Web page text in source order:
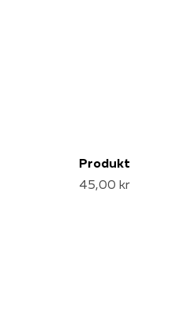
Produkt
45,00 kr